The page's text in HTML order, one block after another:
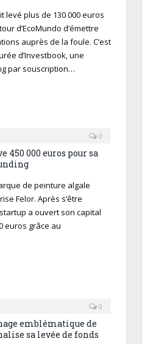
levé plus de 130 000 euros
d’EcoMundo d’émettre
auprès de la foule. C’est
d’Investbook, une
par souscription…
0
450 000 euros pour sa
de peinture algale
Felor. Après s’être
a ouvert son capital
euros grâce au
0
emblématique de
sa levée de fonds